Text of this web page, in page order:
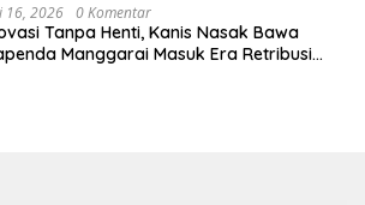
16, 2026 0 Komentar
Tanpa Henti, Kanis Nasak Bawa
Manggarai Masuk Era Retribusi